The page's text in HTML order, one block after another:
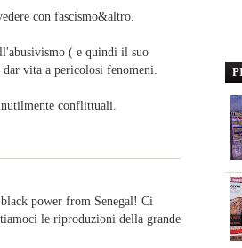
con fascismo&altro.
( e quindi il suo
vita a pericolosi fenomeni.
conflittuali.
power from Senegal! Ci
le riproduzioni della grande